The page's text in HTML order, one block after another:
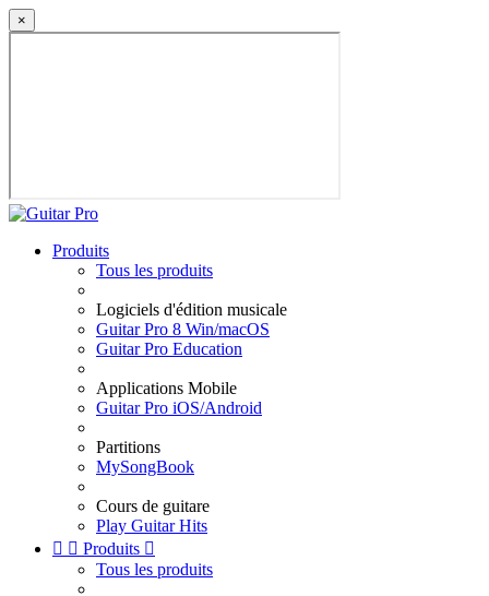
×
Produits
Tous les produits
Logiciels d'édition musicale
Guitar Pro 8 Win/macOS
Guitar Pro Education
Applications Mobile
Guitar Pro iOS/Android
Partitions
MySongBook
Cours de guitare
Play Guitar Hits
  Produits 
Tous les produits